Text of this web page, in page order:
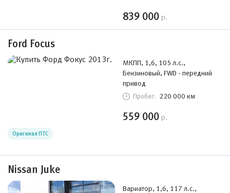
839 000 р.
Ford Focus
МКПП, 1,6, 105 л.с.,
Бензиновый, FWD - передний
привод
Пробег: 220 000 км
559 000 р.
Оригинал ПТС
Nissan Juke
Вариатор, 1,6, 117 л.с.,